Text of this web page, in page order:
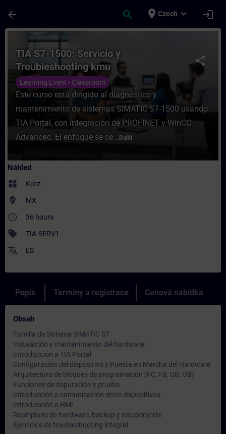
arrow_back search place Czech expand_more login
Kurz - TIA S7-1500: Servicio y
share
TIA S7-1500: Servicio y
Troubleshooting kmu
Learning Event - Classroom
Este curso está dirigido al diagnóstico y
mantenimiento de sistemas SIMATIC S7-1500 usando
TIA Portal, con integración de PROFINET y WinCC
Advanced. El enfoque se ce... Další
Náhled
widgets Kurz
where_to_vote MX
access_time 36 hours
sell TIA-SERV1
translate ES
Popis Termíny a registrace Cenová nabídka
Obsah
Familia de Sistema SIMATIC S7
Instalación y mantenimiento del hardware
Introducción a TIA Portal
Configuración del dispositivo y Puesta en Marcha del Hardware
Arquitectura de bloques de programación (FC, FB, DB, OB)
Funciones de depuración y prueba
Introducción a comunicación entre dispositivos
Introducción a HMI
Reemplazo de hardware, backup y recuperación
Ejercicios de troubleshooting integral